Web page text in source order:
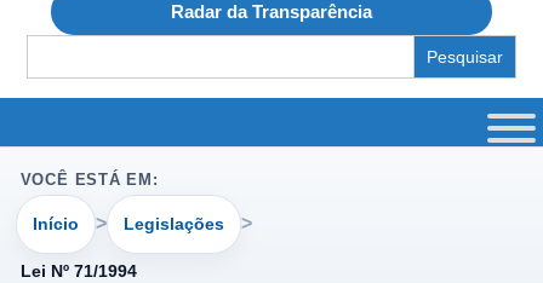
Radar da Transparência
for:
VOCÊ ESTÁ EM:
Início Legislações
Lei Nº 71/1994